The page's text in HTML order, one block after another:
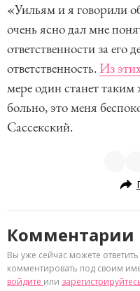
«Уильям и я говорили
очень ясно дал мне
ответственности за его
ответственность. Из
мере один станет
больно, это меня
Сассекский.
Комментарии
Вы уже сейчас можете
комментировать под своим
войдите или